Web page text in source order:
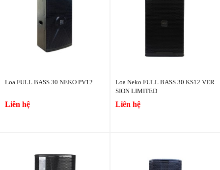
Loa FULL BASS 30 NEKO PV12
Liên hệ
Loa Neko FULL BASS 30 KS12 VER
SION LIMITED
Liên hệ